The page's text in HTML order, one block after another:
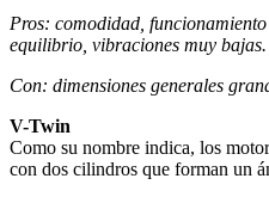
Pros: comodidad,
equilibrio, vibraciones muy bajas.
Con: dimensiones generales
V-Twin
Como su nombre indica, los
con dos cilindros que forman un